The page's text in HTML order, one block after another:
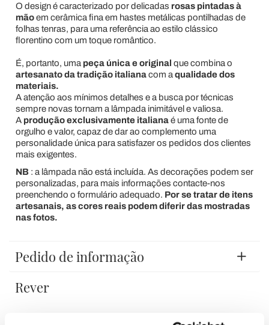
O design é caracterizado por delicadas rosas pintadas à
mãoem cerâmica fina em hastes metálicas pontilhadas de
folhas tenras, para uma referência ao estilo clássico
florentino com um toque romântico.
É, portanto, uma peça única e original que combina o
artesanato da tradição italianacom a qualidade dos
materiais.
A atenção aos mínimos detalhes e a busca por técnicas
sempre novas tornam a lâmpada inimitável e valiosa.
A produção exclusivamente italianaé uma fonte de
orgulho e valor, capaz de dar ao complemento uma
personalidade única para satisfazer os pedidos dos clientes
mais exigentes.
NB: a lâmpada não está incluída. As decorações podem ser
personalizadas, para mais informações contacte-nos
preenchendo o formulário adequado. Por se tratar de itens
artesanais, as cores reais podem diferir das mostradas
nas fotos.
Pedido de informação
Rever